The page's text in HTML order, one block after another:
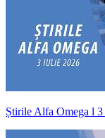
Știrile Alfa Omega l